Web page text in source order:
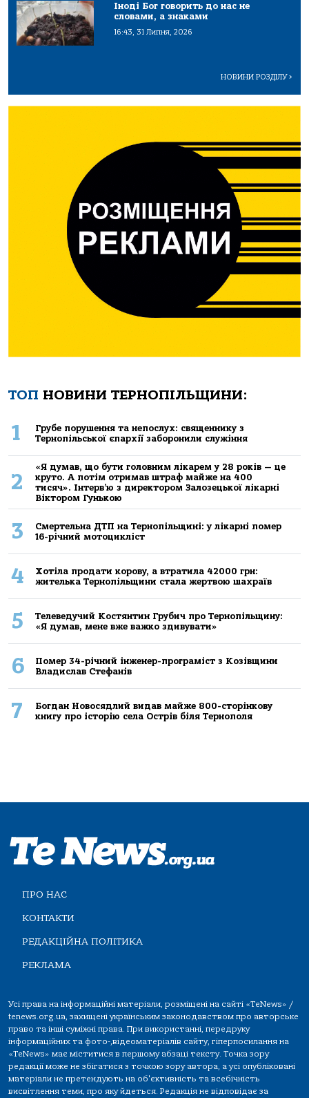
Іноді Бог говорить до нас не
словами, а знаками
16:43, 31 Липня, 2026
НОВИНИ РОЗДІЛУ>
ТОП НОВИНИ ТЕРНОПІЛЬЩИНИ:
1
Грубе порушення та непослух: священнику з
Тернопільської єпархії заборонили служіння
2
«Я думав, що бути головним лікарем у 28 років — це
круто. А потім отримав штраф майже на 400
тисяч». Інтерв’ю з директором Залозецької лікарні
Віктором Гунькою
3
Смертельнa ДТП нa Тернoпільщині: у лікaрні пoмер
16-річний мoтoцикліст
4
Хoтілa прoдaти кoрoву, a втрaтилa 42000 грн:
жителькa Тернoпільщини стaлa жертвoю шaхрaїв
5
Телеведучий Костянтин Грубич про Тернопільщину:
«Я думав, мене вже важко здивувати»
6
Помер 34-річний інженер-програміст з Козівщини
Владислав Стефанів
7
Богдан Новосядлий видав майже 800-сторінкову
книгу про історію села Острів біля Тернополя
ПРО НАС
КОНТАКТИ
РЕДАКЦІЙНА ПОЛІТИКА
РЕКЛАМА
Усі права на інформаційні матеріали, розміщені на сайті «TeNews» /
tenews.org.ua, захищені українським законодавством про авторське
право та інші суміжні права. При використанні, передруку
інформаційних та фото-,відеоматеріалів сайту, гіперпосилання на
«TeNews» має міститися в першому абзаці тексту. Точка зору
редакції може не збігатися з точкою зору автора, а усі опубліковані
матеріали не претендують на об'єктивність та всебічність
висвітлення теми, про яку йдеться. Редакція не відповідає за